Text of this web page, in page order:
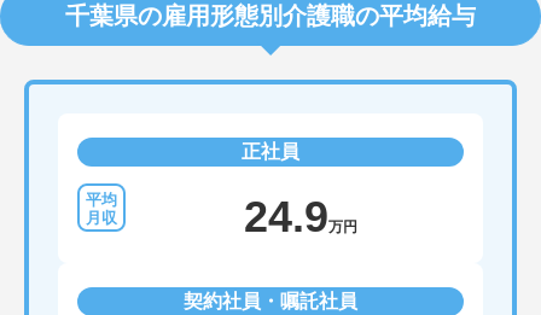
千葉県の雇用形態別介護職の平均給与
正社員
24.9万円
契約社員・嘱託社員